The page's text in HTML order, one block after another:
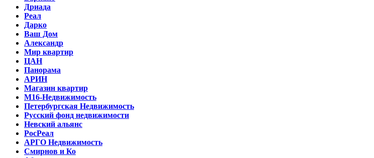
Дриада
Реал
Дарко
Ваш Дом
Александр
Мир квартир
ЦАН
Панорама
АРИН
Магазин квартир
М16-Недвижимость
Петербургская Недвижимость
Русский фонд недвижимости
Невский альянс
РосРеал
АРГО Недвижимость
Смирнов и Ко